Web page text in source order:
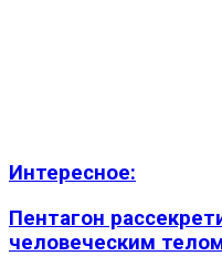
Интересное:
Пентагон
человеческим